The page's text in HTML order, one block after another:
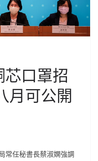
口罩招
月可公開
常任秘書長蔡淑嫻強調